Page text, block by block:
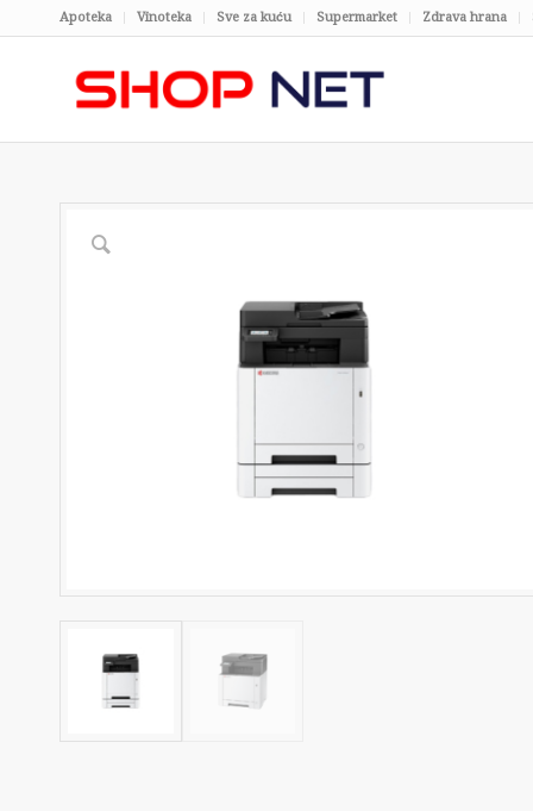
Apoteka Vinoteka Sve za kuću Supermarket Zdrava hrana